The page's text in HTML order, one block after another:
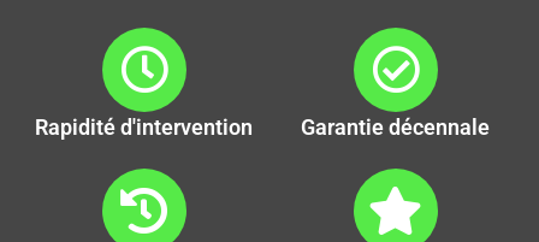
Rapidité d'intervention Garantie décennale